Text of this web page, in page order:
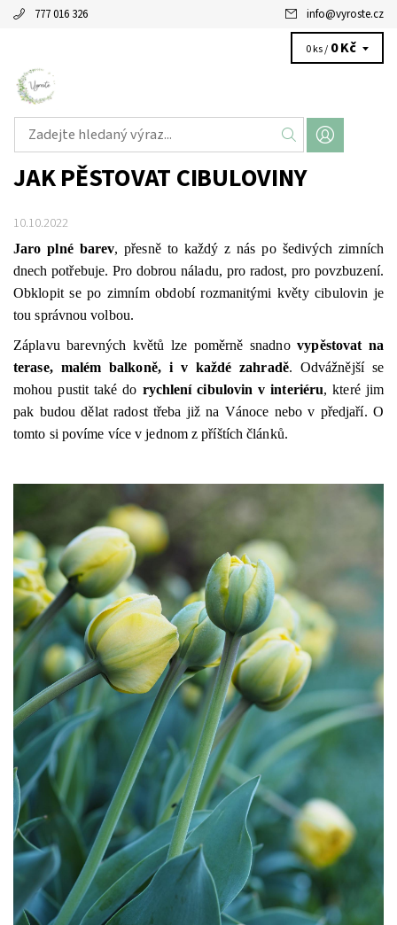
777 016 326 info@vyroste.cz
0 ks / 0 Kč
JAK PĚSTOVAT CIBULOVINY
10.10.2022
Jaro plné barev, přesně to každý z nás po šedivých zimních
dnech potřebuje. Pro dobrou náladu, pro radost, pro povzbuzení.
Obklopit se po zimním období rozmanitými květy cibulovin je
tou správnou volbou.
Záplavu barevných květů lze poměrně snadnovypěstovat na
terase, malém balkoně, i v každé zahradě. Odvážnější se
mohou pustit také do rychlení cibulovin v interiéru, které jim
pak budou dělat radost třeba již na Vánoce nebo v předjaří. O
tomto si povíme více v jednom z příštích článků.